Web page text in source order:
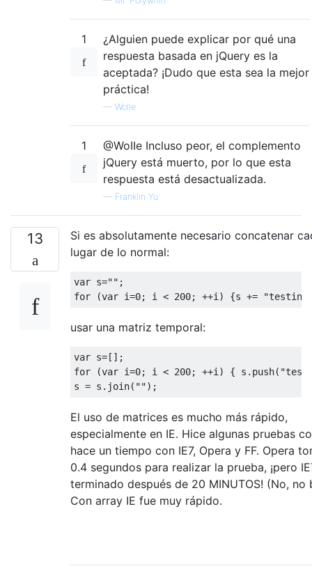
1
¿Alguien puede explicar por qué una
respuesta basada en jQuery es la
aceptada? ¡Dudo que esta sea la mejor
práctica!
— WoIIe
1
@WoIIe Incluso peor, el complemento
jQuery está muerto, por lo que esta
respuesta está desactualizada.
— Franklin Yu
13
Si es absolutamente necesario concatenar
lugar de lo normal:
var s="" ;
for
(var i=0; i < 200; ++i ) {s +=
usar una matriz temporal:
var s=[];
for
(var i=0; i < 200; ++i ) { s . push(
s = s . join( "");
El uso de matrices es mucho más rápido,
especialmente en IE. Hice algunas pruebas
hace un tiempo con IE7, Opera y FF. Opera
0.4 segundos para realizar la prueba, ¡pero
terminado después de 20 MINUTOS! (No, no
Con array IE fue muy rápido.